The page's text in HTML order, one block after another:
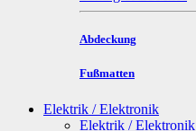
Abdeckung
Fußmatten
Elektrik / Elektronik
Elektrik / Elektronik